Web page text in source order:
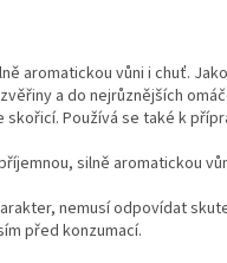
aromatickou vůni i chuť.
a do nejrůznějších
skořicí. Používá se také k
silně aromatickou
nemusí odpovídat
před konzumací.